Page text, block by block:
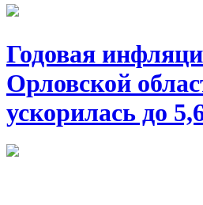
Годовая
Орловской
ускорилась до